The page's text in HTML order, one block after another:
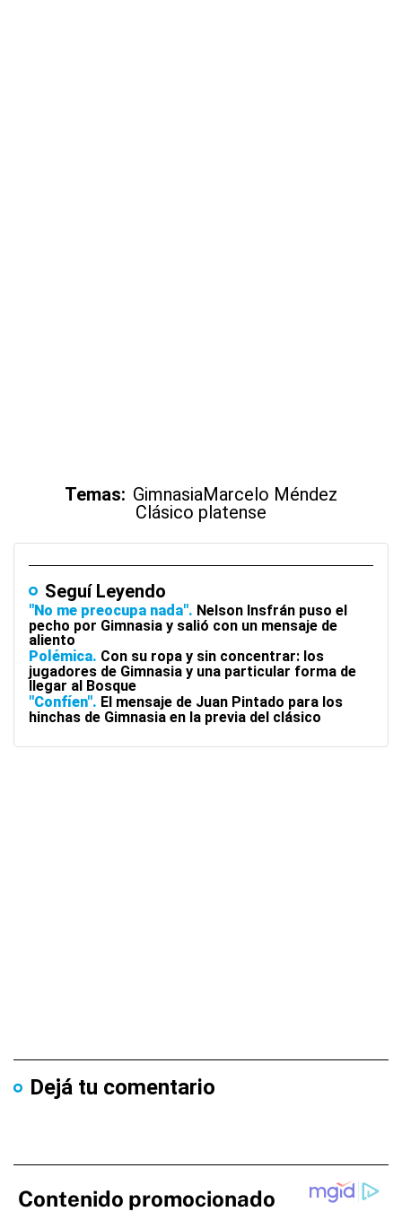
Temas: GimnasiaMarcelo Méndez
Clásico platense
Seguí Leyendo
"No me preocupa nada" Nelson Insfrán puso el
pecho por Gimnasia y salió con un mensaje de
aliento
Polémica Con su ropa y sin concentrar: los
jugadores de Gimnasia y una particular forma de
llegar al Bosque
"Confíen" El mensaje de Juan Pintado para los
hinchas de Gimnasia en la previa del clásico
Dejá tu comentario